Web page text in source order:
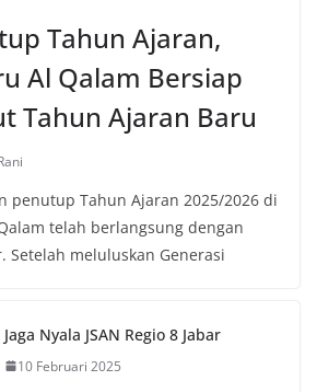
Tahun Ajaran,
Al Qalam Bersiap
Tahun Ajaran Baru
penutup Tahun Ajaran 2025/2026 di
telah berlangsung dengan
Setelah meluluskan Generasi
Jaga Nyala JSAN Regio 8 Jabar
10 Februari 2025